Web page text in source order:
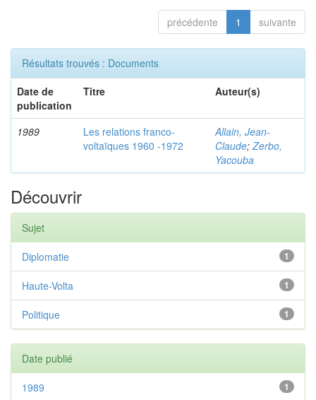
précédente 1 suivante
Résultats trouvés : Documents
Date de
publication
Titre Auteur(s)
1989
Les relations franco-
voltaïques 1960 -1972
Allain, Jean-
Claude; Zerbo,
Yacouba
Découvrir
Sujet
1
Diplomatie
1
Haute-Volta
1
Politique
Date publié
1
1989